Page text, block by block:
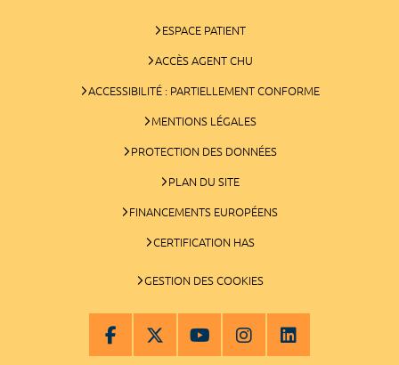
ESPACE PATIENT
ACCÈS AGENT CHU
ACCESSIBILITÉ : PARTIELLEMENT CONFORME
MENTIONS LÉGALES
PROTECTION DES DONNÉES
PLAN DU SITE
FINANCEMENTS EUROPÉENS
CERTIFICATION HAS
GESTION DES COOKIES